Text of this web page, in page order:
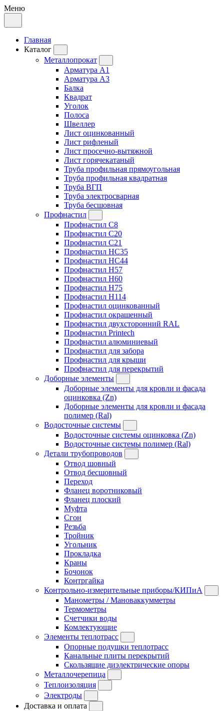
Меню
Главная
Каталог
Металлопрокат
Арматура А1
Арматура А3
Балка
Квадрат
Уголок
Полоса
Швеллер
Лист оцинкованный
Лист рифленый
Лист просечно-вытяжной
Лист горячекатаный
Труба профильная прямоугольная
Труба профильная квадратная
Труба ВГП
Труба электросварная
Труба бесшовная
Профнастил
Профнастил C8
Профнастил C20
Профнастил C21
Профнастил HC35
Профнастил HC44
Профнастил H57
Профнастил H60
Профнастил H75
Профнастил H114
Профнастил оцинкованный
Профнастил окрашенный
Профнастил двухсторонний RAL
Профнастил Printech
Профнастил алюминиевый
Профнастил для забора
Профнастил для крыши
Профнастил для перекрытий
Доборные элементы
Доборные элементы для кровли и фасада
оцинковка (Zn)
Доборные элементы для кровли и фасада
полимер (Ral)
Водосточные системы
Водосточные системы оцинковка (Zn)
Водосточные системы полимер (Ral)
Детали трубопроводов
Отвод шовный
Отвод бесшовный
Переход
Фланец воротниковый
Фланец плоский
Муфта
Сгон
Резьба
Тройник
Угольник
Прокладка
Краны
Бочонок
Контргайка
Контрольно-измерительные приборы/КИПиА
Манометры / Мановаккумметры
Термометры
Счетчики воды
Комлектующие
Элементы теплотрасс
Опорные подушки теплотрасс
Канальные плиты перекрытий
Скользящие диэлектрические опоры
Металлочерепица
Теплоизоляция
Электроды
Доставка и оплата